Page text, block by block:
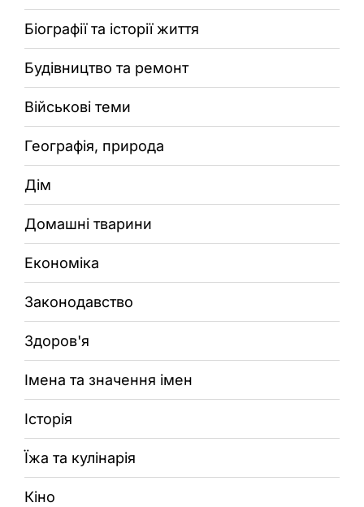
Біографії та історії життя
Будівництво та ремонт
Військові теми
Географія, природа
Дім
Домашні тварини
Економіка
Законодавство
Здоров'я
Імена та значення імен
Історія
Їжа та кулінарія
Кіно